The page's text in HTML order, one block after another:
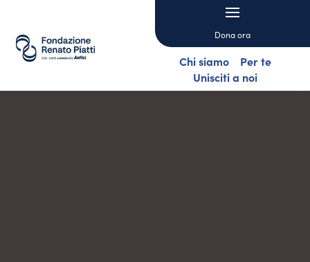
Dona ora
Chi siamo
Per te
Unisciti a noi